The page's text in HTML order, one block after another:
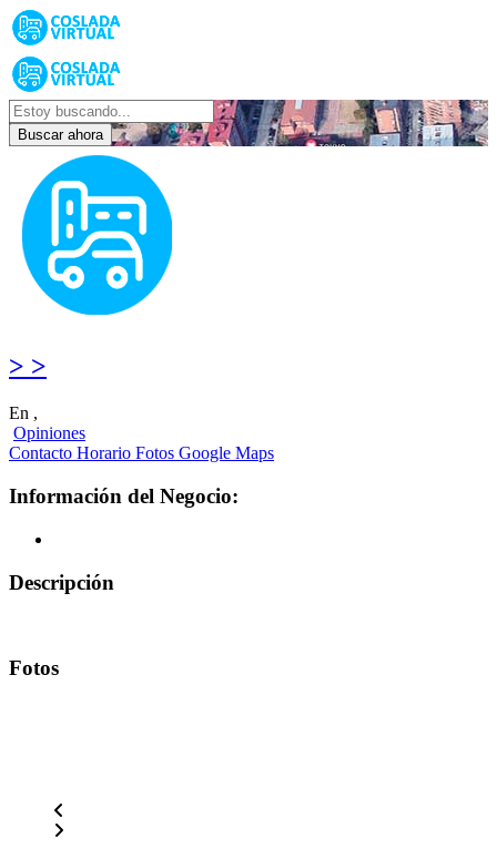
Buscar ahora
> >
En ,
Opiniones
Contacto Horario Fotos Google Maps
Información del Negocio:
Descripción
Fotos